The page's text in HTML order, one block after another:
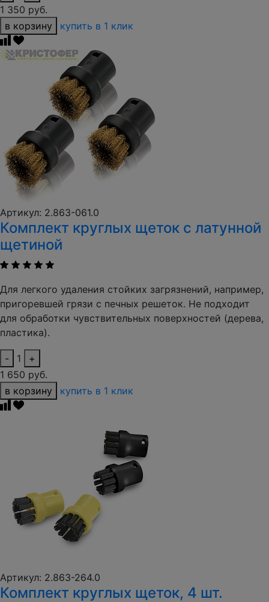
1 350 руб.
в корзину
купить в 1 клик
Артикул: 2.863-061.0
Комплект круглых щеток с латунной
щетиной
Для легкого удаления стойких загрязнений, например,
пригоревшей грязи с печных решеток. Не подходит
для обработки чувствительных поверхностей (дерева,
пластика).
- 1
+
1 650 руб.
в корзину
купить в 1 клик
Артикул: 2.863-264.0
Комплект круглых щеток, 4 шт.